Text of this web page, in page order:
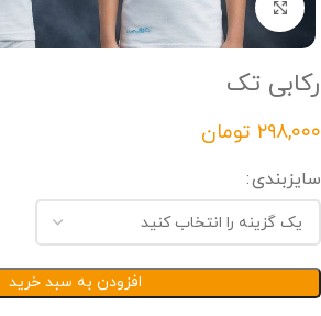
Click to enlarge
رکابی تک
تومان
سایزبندی
افزودن به سبد خرید